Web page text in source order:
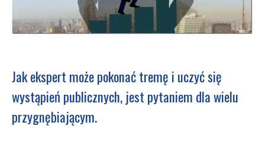
Jak ekspert może pokonać tremę i uczyć się
wystąpień publicznych, jest pytaniem dla wielu
przygnębiającym.